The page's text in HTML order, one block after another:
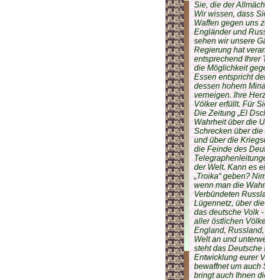
Sie, die der
Wir wissen, dass
Waffen gegen uns
Engländer und
sehen wir unsere
Regierung hat
entsprechend Ihrer
die Möglichkeit
Essen entspricht
dessen hohem
verneigen. Ihre
Völker erfüllt. Für
Die Zeitung „El
Wahrheit über die
Schrecken über
und über die
die Feinde des
der Welt. Kann es
„Troika“ geben?
wenn man die
Verbündeten
Lügennetz, über
das deutsche Volk
aller östlichen
England,
Welt an und
steht das
Entwicklung eurer
bewaffnet um auch
bringt auch Ihnen